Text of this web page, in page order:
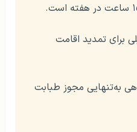
برای تمدید اقامت
به‌تنهایی مجوز طبابت